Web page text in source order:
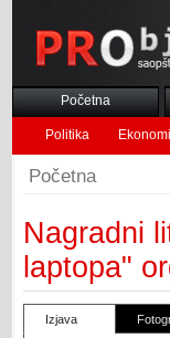
Početna
Politika
Početna
Nagradni
laptopa"
Izjava